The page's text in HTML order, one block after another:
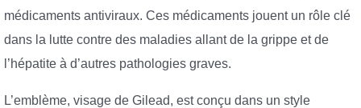
médicaments antiviraux. Ces médicaments jouent un rôle clé
dans la lutte contre des maladies allant de la grippe et de
l’hépatite à d’autres pathologies graves.
L’emblème, visage de Gilead, est conçu dans un style